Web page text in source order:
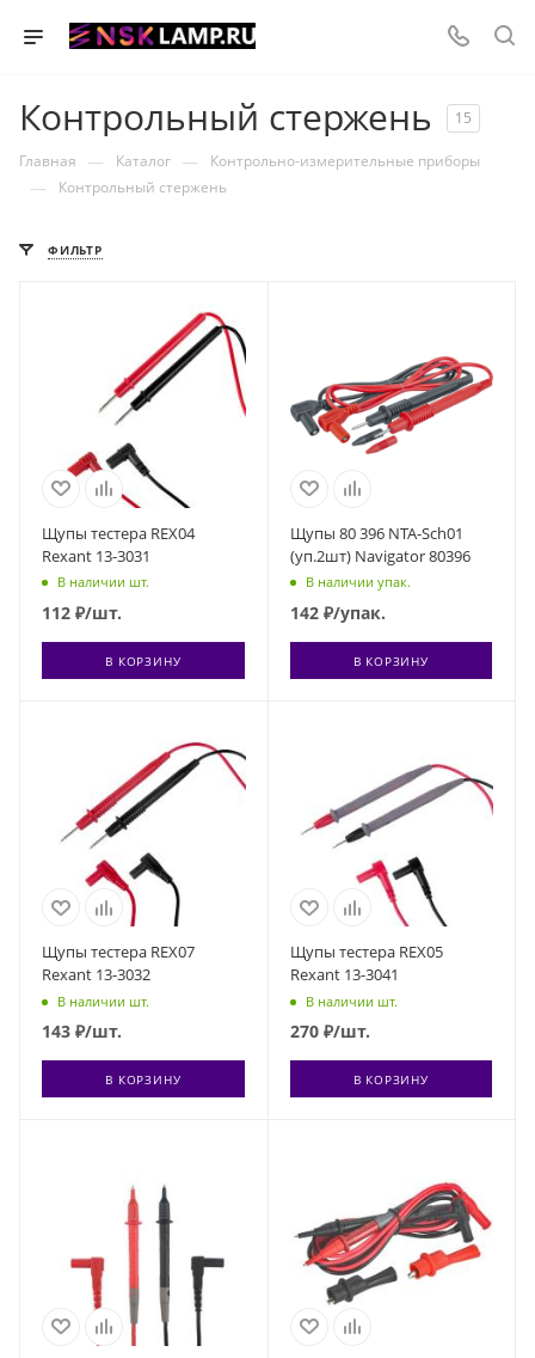
Контрольный стержень 15
Главная — Каталог — Контрольно-измерительные приборы
— Контрольный стержень
ФИЛЬТР
Щупы тестера REX04
Rexant 13-3031
В наличии шт.
112 ₽/шт.
В КОРЗИНУ
Щупы 80 396 NTA-Sch01
(уп.2шт) Navigator 80396
В наличии упак.
142₽/упак.
В КОРЗИНУ
Щупы тестера REX07
Rexant 13-3032
В наличии шт.
143 ₽/шт.
В КОРЗИНУ
Щупы тестера REX05
Rexant 13-3041
В наличии шт.
270₽/шт.
В КОРЗИНУ